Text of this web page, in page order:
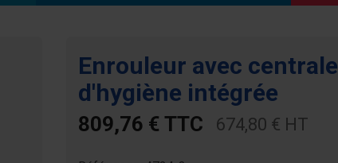
Enrouleur avec centrale
d'hygiène intégrée
809,76 € TTC 674,80 € HT